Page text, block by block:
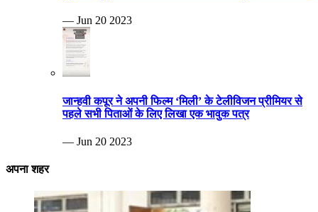
— Jun 20 2023
जान्हवी कपूर ने अपनी फिल्म ‘मिली’ के टेलीविजन प्रीमियर से
पहले सभी पिताओं के लिए लिखा एक भावुक पत्र
— Jun 20 2023
अपना शहर